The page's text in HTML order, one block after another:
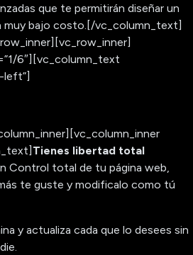
que te permitirán diseñar un
muy bajo costo.[/vc_column_text]
6″][vc_column_text
left”]
Tienes libertad total
Control total de tu página web,
te guste y modificalo como tú
y actualiza cada que lo desees sin